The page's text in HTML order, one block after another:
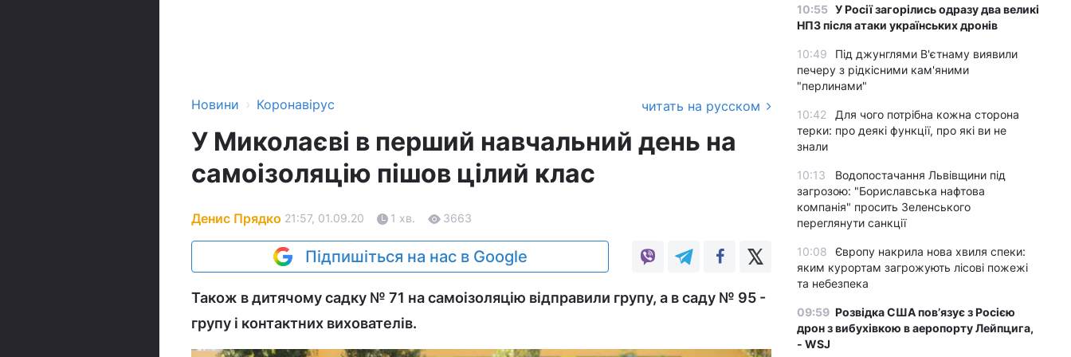
Новини › Коронавірус читать на русском
У Миколаєві в перший навчальний день на
самоізоляцію пішов цілий клас
Денис Прядко 21:57, 01.09.20 1 хв. 3663
Підпишіться на нас в Google
Також в дитячому садку № 71 на самоізоляцію відправили групу, а в саду № 95 -
групу і контактних вихователів.
10:55 У Росії загорілись одразу два великі
НПЗ після атаки українських дронів
10:49
Під джунглями В'єтнаму виявили
печеру з рідкісними кам'яними
"перлинами"
10:42
Для чого потрібна кожна сторона
терки: про деякі функції, про які ви не
знали
10:13
Водопостачання Львівщини під
загрозою: "Бориславська нафтова
компанія" просить Зеленського
переглянути санкції
10:08
Європу накрила нова хвиля спеки:
яким курортам загрожують лісові пожежі
та небезпека
09:59 Розвідка США пов’язує з Росією
дрон з вибухівкою в аеропорту Лейпцига,
- WSJ